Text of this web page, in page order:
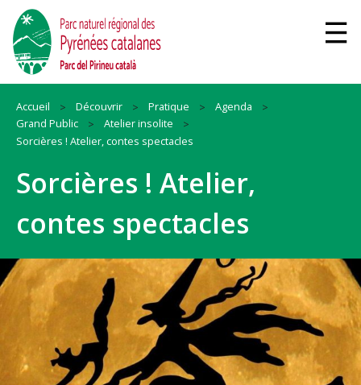
Accueil Découvrir Pratique
Agenda
Grand Public
Atelier insolite
Sorcières ! Atelier, contes spectacles
Sorcières ! Atelier,
contes spectacles